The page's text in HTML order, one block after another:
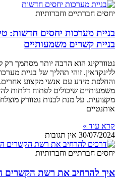
יחסים חברתיים וחברותיות
בניית מערכות יחסים חדשות:
בניית קשרים משמעותיים
נטוורקינג הוא הרבה יותר מסתמך
ללינקדאין. זוהי תהליך של בניית
והחלפת מידע עם אנשי מקצוע
משמעותיים שיכולים לפתוח דלתות
מקצועית. על מנת לבנות נטוורק
אותנטיים
קרא עוד »
30/07/2024 אין תגובות
יחסים חברתיים וחברותיות
איך להרחיב את רשת הקשרים